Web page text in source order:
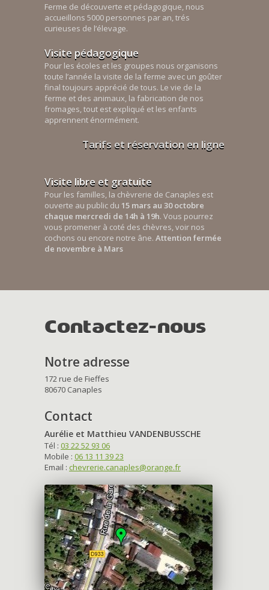
Ferme de découverte et pédagogique, nous
accueillons 5000 personnes par an, trés
curieuses de l’élevage.
Visite pédagogique
Pour les écoles et les groupes nous organisons
toute l’année la visite de la ferme avec un goûter
final toujours apprécié de tous. Le vie de la
ferme et des animaux, la fabrication de nos
fromages, tout est expliqué et les enfants
apprennent énormément.
Tarifs et réservation en ligne
Visite libre et gratuite
Pour les familles, la chèvrerie de Canaples est
ouverte au public du 15 mars au 30 octobre
chaque mercredi de 14h à 19h. Vous pourrez
vous promener à coté des chèvres, voir nos
cochons ou encore notre âne. Attention fermée
de novembre à Mars
Contactez-nous
Notre adresse
172 rue de Fieffes
80670 Canaples
Contact
Aurélie et Matthieu VANDENBUSSCHE
Tél : 03 22 52 93 06
Mobile : 06 13 11 39 23
Email : chevrerie.canaples@orange.fr